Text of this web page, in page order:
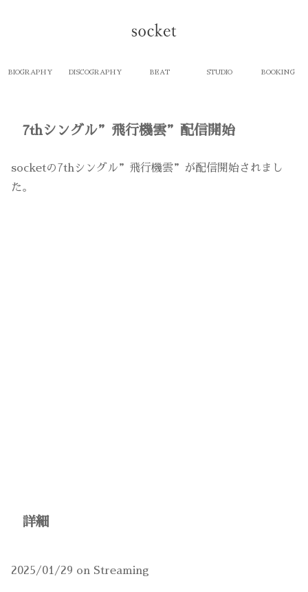
BIOGRAPHY DISCOGRAPHY BEAT STUDIO BOOKING
7thシングル”飛行機雲”配信開始
socketの7thシングル”飛行機雲”が配信開始されまし
た。
詳細
2025/01/29 on Streaming